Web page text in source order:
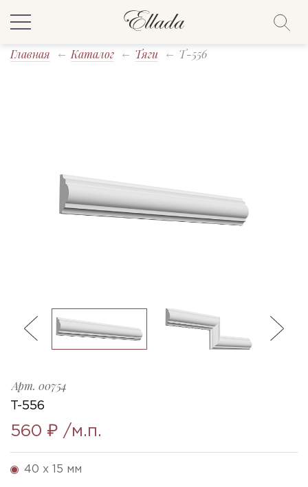
Главная Каталог Тяги T-556
Арт. 00754
T-556
560 ₽ /м.п.
40 x 15 мм